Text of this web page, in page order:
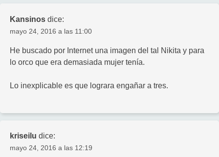
Kansinos dice:
mayo 24, 2016 a las 11:00
He buscado por Internet una imagen del tal Nikita y para
lo orco que era demasiada mujer tenía.
Lo inexplicable es que lograra engañar a tres.
kriseilu dice:
mayo 24, 2016 a las 12:19